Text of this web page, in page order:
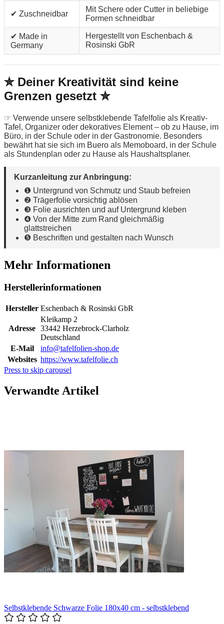
✔ Zuschneidbar
Mit Schere oder Cutter in beliebige
Formen schneidbar
✔ Made in
Germany
Hergestellt von Eschenbach &
Rosinski GbR
✮ Deiner Kreativität sind keine
Grenzen gesetzt ✮
☞ Verwende unsere selbstklebende Tafelfolie als Kreativ-
Tafel, Organizer oder dekoratives Element – ob zu Hause, im
Büro, in der Schule oder in der Gastronomie. Besonders
bewährt hat sie sich im Buero als Memoboard, in der Schule
als Stundenplan oder zu Hause als Haushaltsplaner.
Kurzanleitung zur Anbringung:
❶ Untergrund von Schmutz und Staub befreien
❷ Trägerfolie vorsichtig ablösen
❸ Folie ausrichten und auf Untergrund kleben
❹ Von der Mitte zum Rand gleichmäßig
glattstreichen
❺ Beschriften und gestalten nach Wunsch
Mehr Informationen
Herstellerinformationen
Hersteller Eschenbach & Rosinski GbR
Adresse
Kleikamp 2
33442 Herzebrock-Clarholz
Deutschland
E-Mail
info@tafelfolien-shop.de
Websites https://www.tafelfolie.ch
Press to skip carousel
Verwandte Artikel
Selbstklebende Schwarze Folie 180x40 cm - selbstklebend